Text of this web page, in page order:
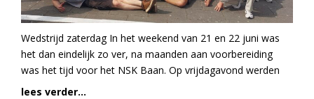
Wedstrijd zaterdag In het weekend van 21 en 22 juni was
het dan eindelijk zo ver, na maanden aan voorbereiding
was het tijd voor het NSK Baan. Op vrijdagavond werden
lees verder...